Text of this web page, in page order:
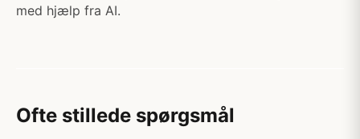
med hjælp fra AI.
Ofte stillede spørgsmål